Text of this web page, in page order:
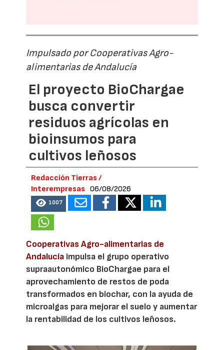
Impulsado por Cooperativas Agro-
alimentarias de Andalucía
El proyecto BioChargae
busca convertir
residuos agrícolas en
bioinsumos para
cultivos leñosos
Redacción Tierras /
Interempresas
06/08/2026
1007
Cooperativas Agro-alimentarias de
Andalucía impulsa el grupo operativo
supraautonómico BioChargae para el
aprovechamiento de restos de poda
transformados en biochar, con la ayuda de
microalgas para mejorar el suelo y aumentar
la rentabilidad de los cultivos leñosos.